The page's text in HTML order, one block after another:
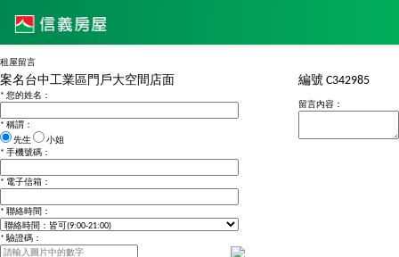
租屋留言
案名 台中工業區門戶大空間店面 編號 C342985
* 您的姓名：
* 稱謂：
先生
小姐
* 手機號碼：
* 電子信箱：
* 聯絡時間：
* 驗證碼：
留言內容：